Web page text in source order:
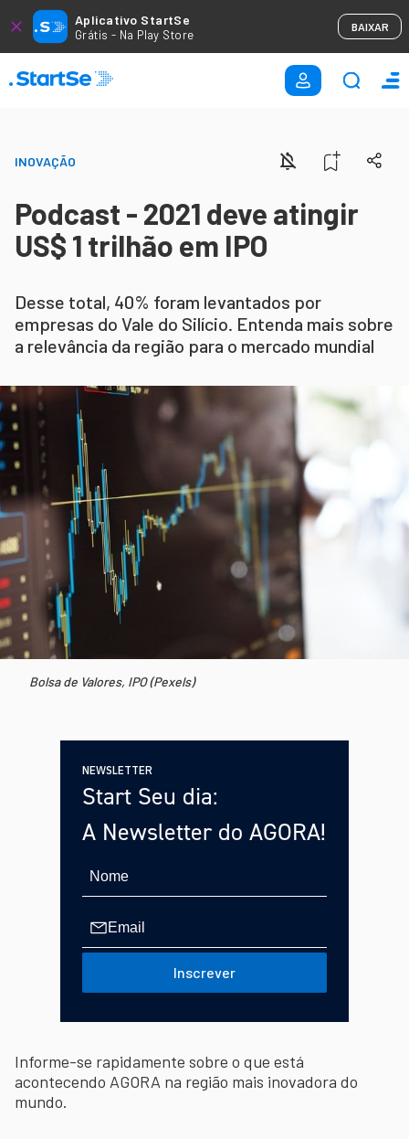
Aplicativo StartSe
Grátis - Na Play Store
BAIXAR
INOVAÇÃO
Podcast - 2021 deve atingir
US$ 1 trilhão em IPO
Desse total, 40% foram levantados por
empresas do Vale do Silício. Entenda mais sobre
a relevância da região para o mercado mundial
Bolsa de Valores, IPO (Pexels)
NEWSLETTER
Start Seu dia:
A Newsletter do AGORA!
Inscrever
Informe-se rapidamente sobre o que está
acontecendo AGORA na região mais inovadora do
mundo.